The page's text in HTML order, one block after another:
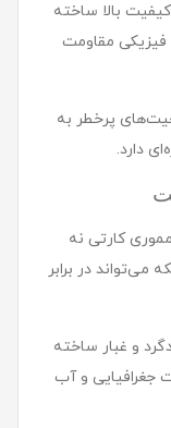
بالا ساخته
فیزیکی مقاومت
پرخطر به
دارد.
کارتی نه
می‌تواند در برابر
و غبار ساخته
جغرافیایی و آب